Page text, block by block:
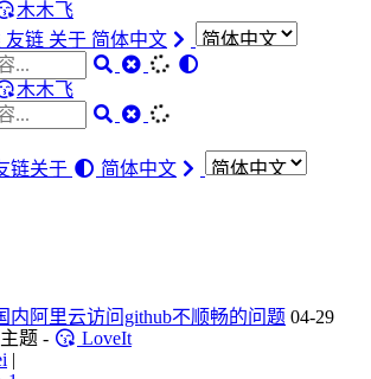
木木飞
友链 关于 简体中文
木木飞
链关于 简体中文
内阿里云访问github不顺畅的问题 04-29
题 -
LoveIt
|